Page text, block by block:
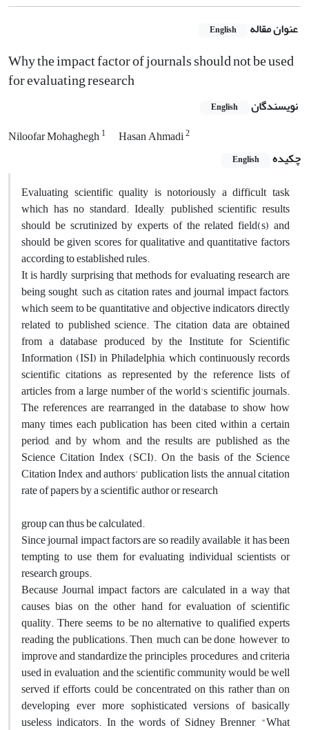
عنوان مقاله English
Why the impact factor of journals should not be used
for evaluating research
نویسندگان English
Niloofar Mohaghegh1 Hasan Ahmadi2
چکیده English
Evaluating scientific quality is notoriously a difficult task
which has no standard. Ideally, published scientific results
should be scrutinized by experts of the related field(s) and
should be given scores for qualitative and quantitative factors
according to established rules.
It is hardly surprising that methods for evaluating research are
being sought, such as citation rates and journal impact factors,
which seem to be quantitative and objective indicators directly
related to published science. The citation data are obtained
from a database produced by the Institute for Scientific
Information (ISI) in Philadelphia, which continuously records
scientific citations as represented by the reference lists of
articles from a large number of the world's scientific journals.
The references are rearranged in the database to show how
many times each publication has been cited within a certain
period, and by whom, and the results are published as the
Science Citation Index (SCI). On the basis of the Science
Citation Index and authors' publication lists, the annual citation
rate of papers by a scientific author or research
group can thus be calculated.
Since journal impact factors are so readily available, it has been
tempting to use them for evaluating individual scientists or
research groups.
Because Journal impact factors are calculated in a way that
causes bias on the other hand for evaluation of scientific
quality. There seems to be no alternative to qualified experts
reading the publications. Then, much can be done, however, to
improve and standardize the principles, procedures, and criteria
used in evaluation, and the scientific community would be well
served if efforts could be concentrated on this rather than on
developing ever more sophisticated versions of basically
useless indicators. In the words of Sidney Brenner, "What